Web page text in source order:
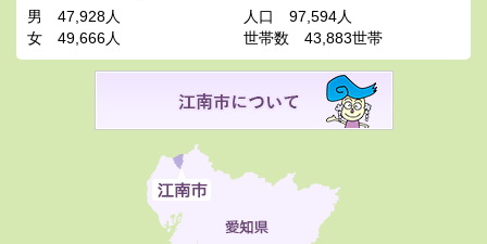
男
47,928人
女
49,666人
人口
97,594人
世帯数
43,883世帯